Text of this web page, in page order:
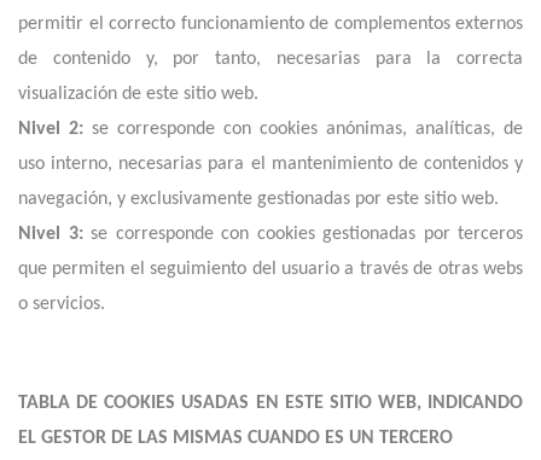
permitir el correcto funcionamiento de complementos externos
de contenido y, por tanto, necesarias para la correcta
visualización de este sitio web.
Nivel 2: se corresponde con cookies anónimas, analíticas, de
uso interno, necesarias para el mantenimiento de contenidos y
navegación, y exclusivamente gestionadas por este sitio web.
Nivel 3:se corresponde con cookies gestionadas por terceros
que permiten el seguimiento del usuario a través de otras webs
o servicios.
TABLA DE COOKIES USADAS EN ESTE SITIO WEB, INDICANDO
EL GESTOR DE LAS MISMAS CUANDO ES UN TERCERO